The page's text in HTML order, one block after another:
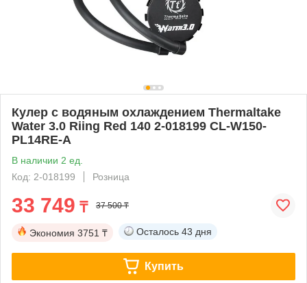
Кулер с водяным охлаждением Thermaltake
Water 3.0 Riing Red 140 2-018199 CL-W150-
PL14RE-A
В наличии 2 ед.
Код: 2-018199
Розница
33 749 ₸ 37 500 ₸
Экономия 3751 ₸ Осталось 43 дня
Купить